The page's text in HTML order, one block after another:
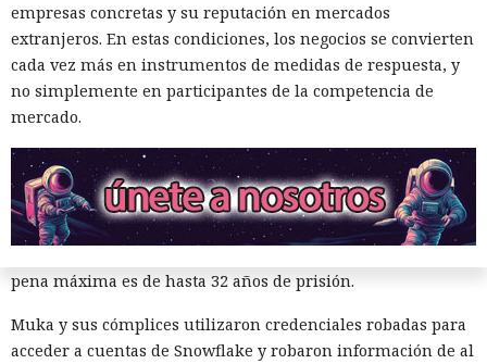
empresas concretas y su reputación en mercados
extranjeros. En estas condiciones, los negocios se convierten
cada vez más en instrumentos de medidas de respuesta, y
no simplemente en participantes de la competencia de
mercado.
El canadiense Connor Riley Muka ganó dinero durante
muchos meses con datos robados de otras personas, antes
de ser detenido y entregado a la justicia estadounidense por
uno de los mayores hackeos de los últimos años — ataque a
Muka, de 26 años, se declaró culpable de cargos de fraude
informático y telefónico, robo agravado de datos personales
y conspiración en un tribunal federal del estado de
pena máxima es de hasta 32 años de prisión.
Muka y sus cómplices utilizaron credenciales robadas para
acceder a cuentas de Snowflake y robaron información de al